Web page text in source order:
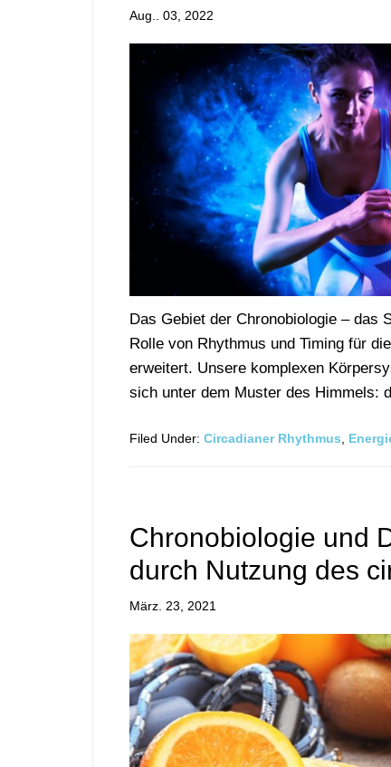
Aug.. 03, 2022
Das Gebiet der Chronobiologie – das
Rolle von Rhythmus und Timing für
erweitert. Unsere komplexen
sich unter dem Muster des Himmels:
Filed Under: Circadianer Rhythmus
Chronobiologie und
durch Nutzung des
März. 23, 2021